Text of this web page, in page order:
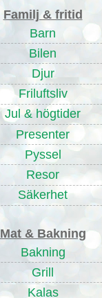
Familj & fritid
Barn
Bilen
Djur
Friluftsliv
Jul & högtider
Presenter
Pyssel
Resor
Säkerhet
Mat & Bakning
Bakning
Grill
Kalas